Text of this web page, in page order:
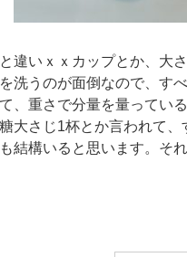
違いｘｘカップとか、大
洗うのが面倒なので、す
、重さで分量を量ってい
大さじ1杯とか言われて
結構いると思います。そ